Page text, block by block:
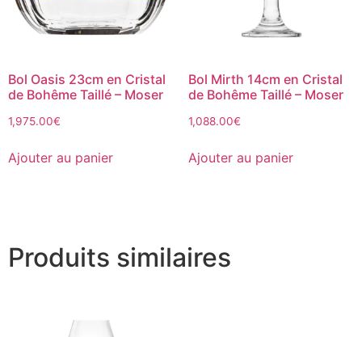
Bol Oasis 23cm en Cristal
de Bohême Taillé – Moser
1,975.00€
Ajouter au panier
Bol Mirth 14cm en Cristal
de Bohême Taillé – Moser
1,088.00€
Ajouter au panier
Produits similaires